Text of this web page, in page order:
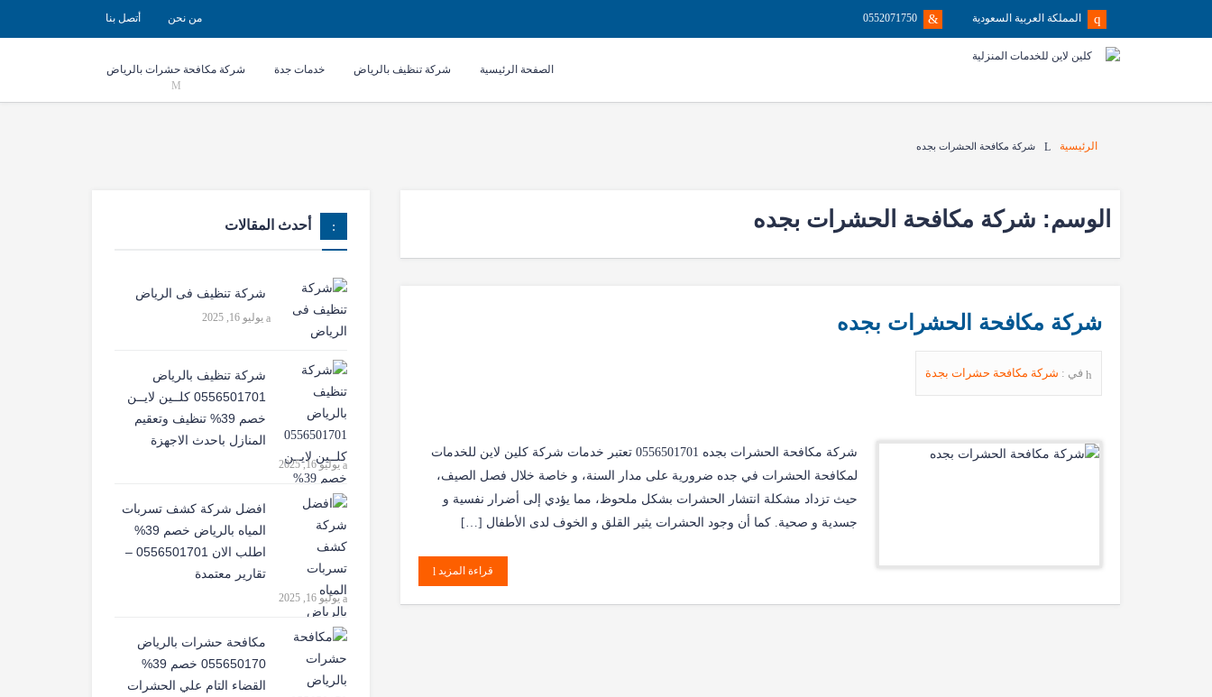
المملكة العربية السعودية 0552071750 أتصل بنا من نحن
الصفحة الرئيسية شركة تنظيف بالرياض خدمات جدة شركة مكافحة حشرات بالرياض
الرئيسية شركة مكافحة الحشرات بجده
الوسم: شركة مكافحة الحشرات بجده
شركة مكافحة الحشرات بجده
في : شركة مكافحة حشرات بجدة
شركة مكافحة الحشرات بجده 0556501701 تعتبر خدمات شركة كلين لاين للخدمات
لمكافحة الحشرات في جده ضرورية على مدار السنة، و خاصة خلال فصل الصيف،
حيث تزداد مشكلة انتشار الحشرات بشكل ملحوظ، مما يؤدي إلى أضرار نفسية و
جسدية و صحية. كما أن وجود الحشرات يثير القلق و الخوف لدى الأطفال […]
قراءة المزيد
أحدث المقالات
شركة تنظيف فى الرياض
يوليو 16, 2025
شركة تنظيف بالرياض
0556501701 كلــين لايــن
خصم 39% تنظيف وتعقيم
المنازل باحدث الاجهزة
يوليو 16, 2025
افضل شركة كشف تسربات
المياه بالرياض خصم 39%
اطلب الان 0556501701‬‏ –
تقارير معتمدة
يوليو 16, 2025
مكافحة حشرات بالرياض
055650170 خصم 39%
القضاء التام علي الحشرات